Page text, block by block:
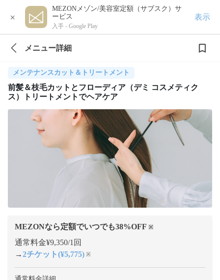
×
MEZONメゾン/美容室定額（サブスク）サ
ービス
入手 - Google Play
表示
メニュー詳細
メンテナンスカット＆トリートメント
前髪＆枝毛カットとフローディア（デミ コスメティク
ス）トリートメントでヘアケア
MEZONなら定額でいつでも38%OFF ※
通常料金¥9,350/1回
→2チケット(¥5,775) ※